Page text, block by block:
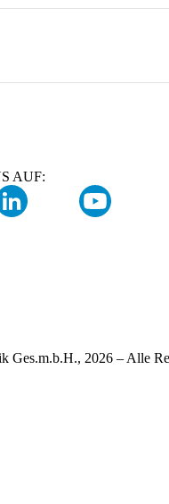
AUF:
Ges.m.b.H., 2026 – Alle